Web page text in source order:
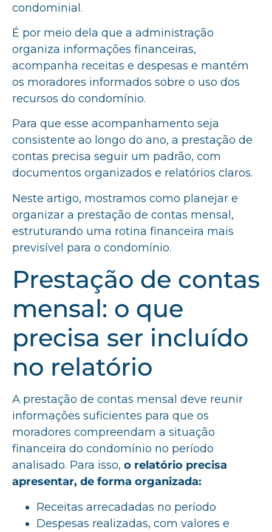
condominial.
É por meio dela que a administração
organiza informações financeiras,
acompanha receitas e despesas e mantém
os moradores informados sobre o uso dos
recursos do condomínio.
Para que esse acompanhamento seja
consistente ao longo do ano, a prestação de
contas precisa seguir um padrão, com
documentos organizados e relatórios claros.
Neste artigo, mostramos como planejar e
organizar a prestação de contas mensal,
estruturando uma rotina financeira mais
previsível para o condomínio.
Prestação de contas
mensal: o que
precisa ser incluído
no relatório
A prestação de contas mensal deve reunir
informações suficientes para que os
moradores compreendam a situação
financeira do condomínio no período
analisado. Para isso, o relatório precisa
apresentar, de forma organizada:
Receitas arrecadadas no período
Despesas realizadas, com valores e